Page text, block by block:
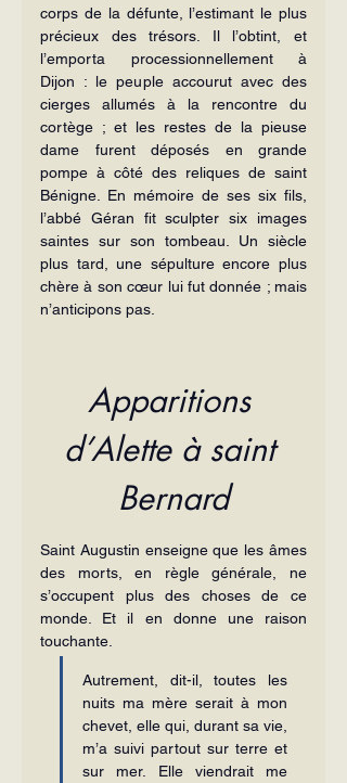
corps de la défunte, l’estimant le plus
précieux des trésors. Il l’obtint, et
l’emporta processionnellement à
Dijon : le peuple accourut avec des
cierges allumés à la rencontre du
cortège ; et les restes de la pieuse
dame furent déposés en grande
pompe à côté des reliques de saint
Bénigne. En mémoire de ses six fils,
l’abbé Géran fit sculpter six images
saintes sur son tombeau. Un siècle
plus tard, une sépulture encore plus
chère à son cœur lui fut donnée ; mais
n’anticipons pas.
Apparitions
d’Alette à saint
Bernard
Saint Augustin enseigne que les âmes
des morts, en règle générale, ne
s’occupent plus des choses de ce
monde. Et il en donne une raison
touchante.
Autrement, dit-il, toutes les
nuits ma mère serait à mon
chevet, elle qui, durant sa vie,
m’a suivi partout sur terre et
sur mer. Elle viendrait me